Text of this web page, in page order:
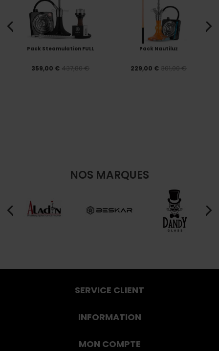
Pack Steamulation FULL
359,00 € 437,80 €
Pack Nautiluz
229,00 € 301,00 €
NOS MARQUES
SERVICE CLIENT
INFORMATION
MON COMPTE